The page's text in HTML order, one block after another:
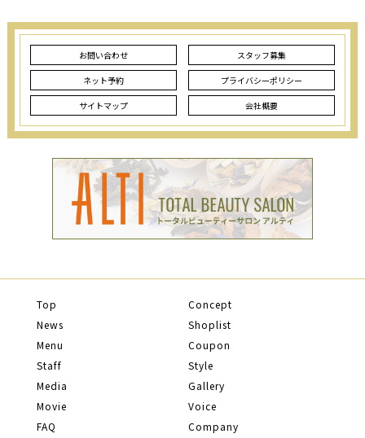
お問い合わせ スタッフ募集
ネット予約 プライバシーポリシー
サイトマップ 会社概要
Top
Concept
News
Shoplist
Menu
Coupon
Staff
Style
Media
Gallery
Movie
Voice
FAQ
Company